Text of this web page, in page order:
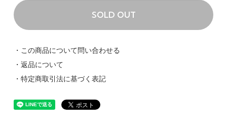
SOLD OUT
・この商品について問い合わせる
・返品について
・特定商取引法に基づく表記